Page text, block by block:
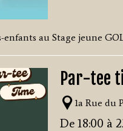
au Stage jeune
Par-tee
1a Rue du
De 18:00 à